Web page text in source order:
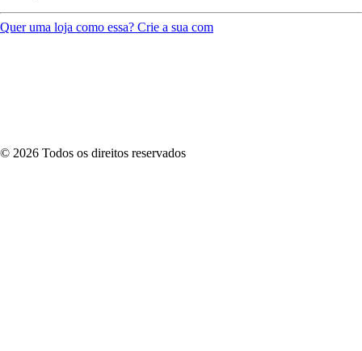
Quer uma loja como essa? Crie a sua com
© 2026 Todos os direitos reservados